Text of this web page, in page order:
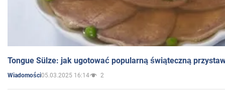
Tongue Sülze: jak ugotować popularną świąteczną
Wiadomości05.03.2025 16:14 2